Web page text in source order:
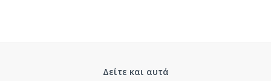
Δείτε και αυτά